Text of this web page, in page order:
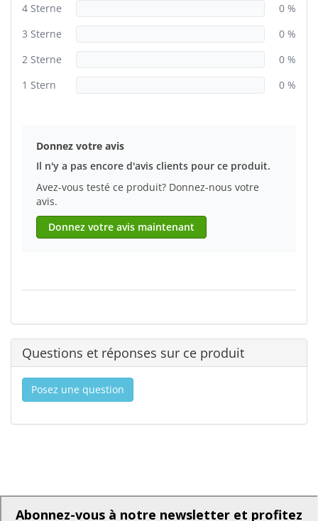
4 Sterne
0 %
3 Sterne
0 %
2 Sterne
0 %
1 Stern
0 %
Donnez votre avis
Il n'y a pas encore d'avis clients pour ce produit.
Avez-vous testé ce produit? Donnez-nous votre
avis.
Donnez votre avis maintenant
Questions et réponses sur ce produit
Posez une question